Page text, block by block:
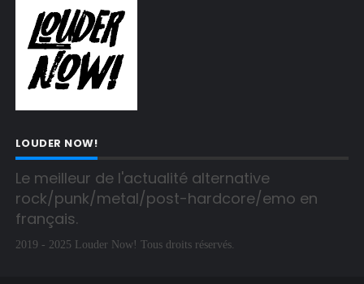
LOUDER NOW!
Le meilleur de l'actualité alternative
rock/punk/metal/post-hardcore/emo en
français.
2019 - 2025 Louder Now! Tous droits réservés.